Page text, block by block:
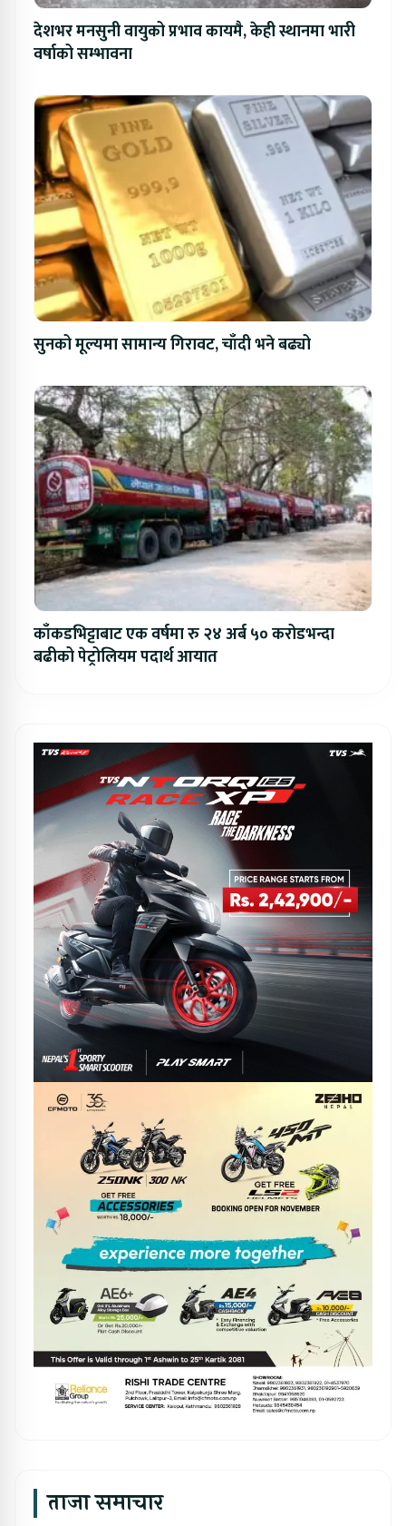
देशभर मनसुनी वायुको प्रभाव कायमै, केही स्थानमा भारी
वर्षाको सम्भावना
सुनको मूल्यमा सामान्य गिरावट, चाँदी भने बढ्यो
काँकडभिट्टाबाट एक वर्षमा रु २४ अर्ब ५० करोडभन्दा
बढीको पेट्रोलियम पदार्थ आयात
ताजा समाचार